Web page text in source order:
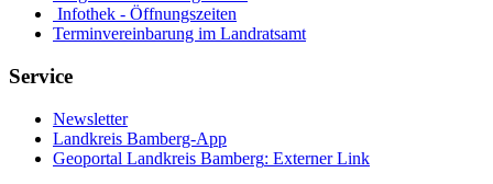
Infothek - Öffnungszeiten
Terminvereinbarung im Landratsamt
Service
Newsletter
Landkreis Bamberg-App
Geoportal Landkreis Bamberg: Externer Link